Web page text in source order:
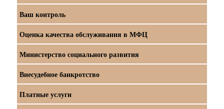
Ваш контроль
Оценка качества обслуживания в МФЦ
Министерство социального развития
Внесудебное банкротство
Платные услуги